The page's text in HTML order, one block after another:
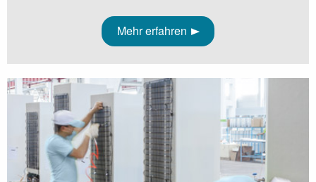
Mehr erfahren